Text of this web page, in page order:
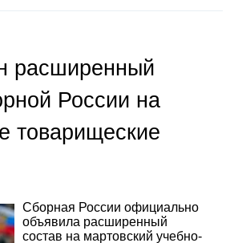
расширенный
России на
товарищеские
Сборная России официально
объявила расширенный
состав на мартовский учебно-